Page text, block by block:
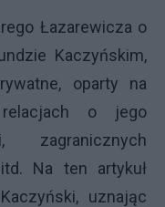
Łazarewicza o
Kaczyńskim,
oparty na
o jego
zagranicznych
Na ten artykuł
uznając